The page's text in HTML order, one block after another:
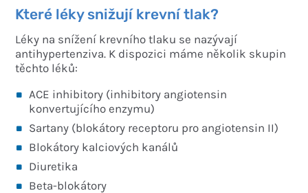
Které léky snižují krevní tlak?
Léky na snížení krevního tlaku se nazývají
antihypertenziva. K dispozici máme několik skupin
těchto léků:
ACE inhibitory (inhibitory angiotensin
konvertujícího enzymu)
Sartany (blokátory receptoru pro angiotensin II)
Blokátory kalciových kanálů
Diuretika
Beta-blokátory